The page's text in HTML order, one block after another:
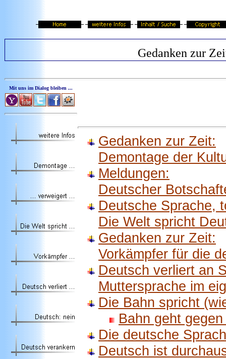
Gedanken zur
Mit uns im Dialog bleiben ...
Gedanken zur Zeit:
Demontage der
Meldungen:
Deutscher
Deutsche Sprache,
Die Welt spricht
Gedanken zur Zeit:
Vorkämpfer für die
Deutsch verliert an
Muttersprache im
Die Bahn spricht
Bahn geht
Die deutsche
Deutsch ist